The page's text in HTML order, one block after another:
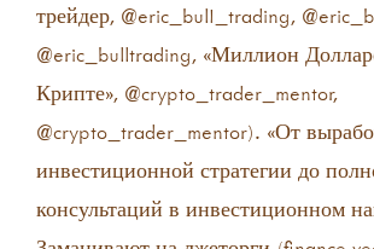
трейдер, @eric_bulI_trading,
@eric_bulltrading, «Миллион
Крипте», @crypto_trader_mentor,
@crypto_trader_mentor). «От
инвестиционной стратегии до
консультаций в инвестиционном